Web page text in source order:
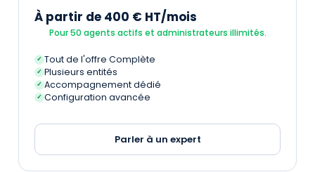
À partir de 400 € HT/mois
Pour 50 agents actifs et administrateurs illimités.
✓ Tout de l'offre Complète
✓ Plusieurs entités
✓ Accompagnement dédié
✓ Configuration avancée
Parler à un expert